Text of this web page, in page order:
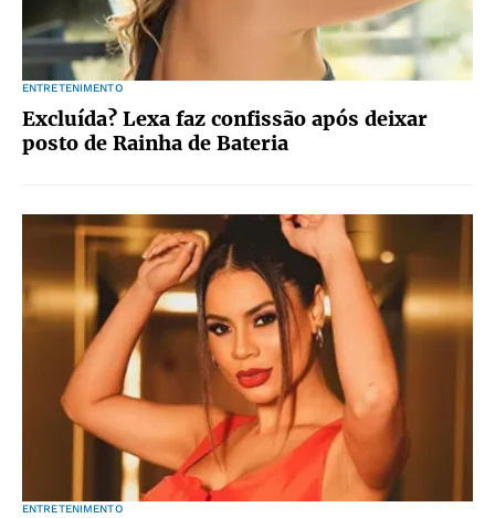
ENTRETENIMENTO
Excluída? Lexa faz confissão após deixar
posto de Rainha de Bateria
ENTRETENIMENTO